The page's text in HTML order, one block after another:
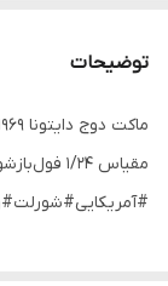
توضیحات
مقیاس ۱/